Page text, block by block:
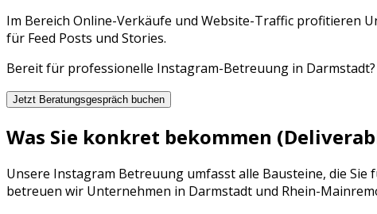
Im Bereich Online-Verkäufe und Website-Traffic profitieren
für Feed Posts und Stories.
Bereit für professionelle Instagram-Betreuung in Darmstadt?
Jetzt Beratungsgespräch buchen
Was Sie konkret bekommen
Unsere Instagram Betreuung umfasst alle Bausteine, die
betreuen wir Unternehmen in Darmstadt und Rhein-Main